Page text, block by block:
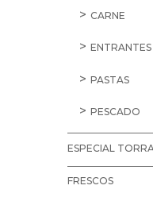
CARNE
ENTRANTES
PASTAS
PESCADO
ESPECIAL
FRESCOS